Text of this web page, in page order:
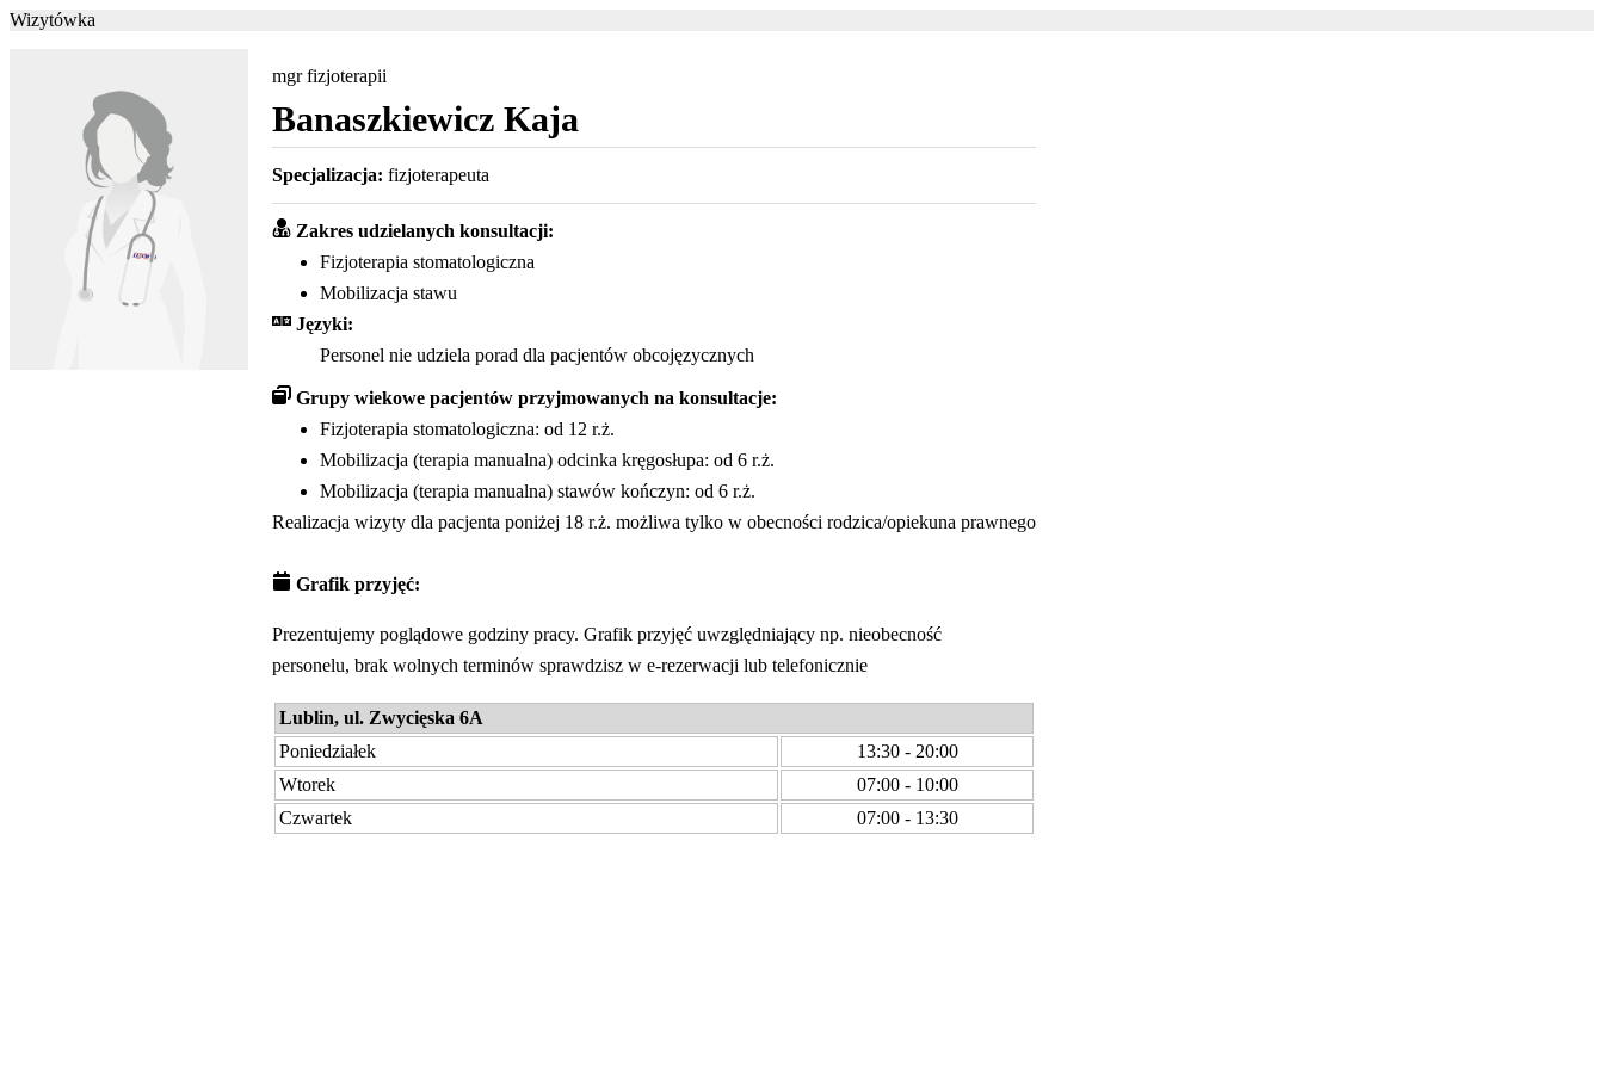
Wizytówka
mgr fizjoterapii
Banaszkiewicz Kaja
Specjalizacja: fizjoterapeuta
Zakres udzielanych konsultacji:
Fizjoterapia stomatologiczna
Mobilizacja stawu
Języki:
Personel nie udziela porad dla pacjentów obcojęzycznych
Grupy wiekowe pacjentów przyjmowanych na konsultacje:
Fizjoterapia stomatologiczna: od 12 r.ż.
Mobilizacja (terapia manualna) odcinka kręgosłupa: od 6 r.ż.
Mobilizacja (terapia manualna) stawów kończyn: od 6 r.ż.
Realizacja wizyty dla pacjenta poniżej 18 r.ż. możliwa tylko w obecności rodzica/opiekuna prawnego
Grafik przyjęć:
Prezentujemy poglądowe godziny pracy. Grafik przyjęć uwzględniający np. nieobecność
personelu, brak wolnych terminów sprawdzisz w e-rezerwacji lub telefonicznie
Lublin, ul. Zwycięska 6A
Poniedziałek
13:30 - 20:00
Wtorek
07:00 - 10:00
Czwartek
07:00 - 13:30